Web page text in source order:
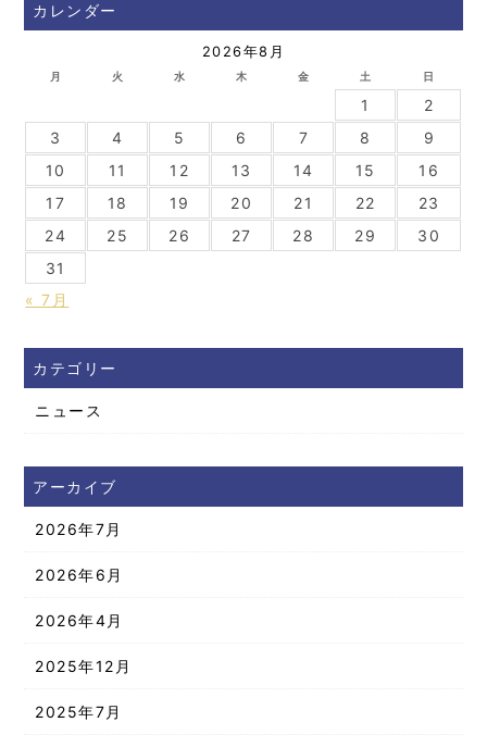
カレンダー
2026年8月
月 火 水 木 金 土 日
« 7月
1
2
3
4 5 6 7 8
9
10
11 12 13 14 15
16
17
18 19 20 21 22
23
24
25 26 27 28 29
30
31
カテゴリー
ニュース
アーカイブ
2026年7月
2026年6月
2026年4月
2025年12月
2025年7月